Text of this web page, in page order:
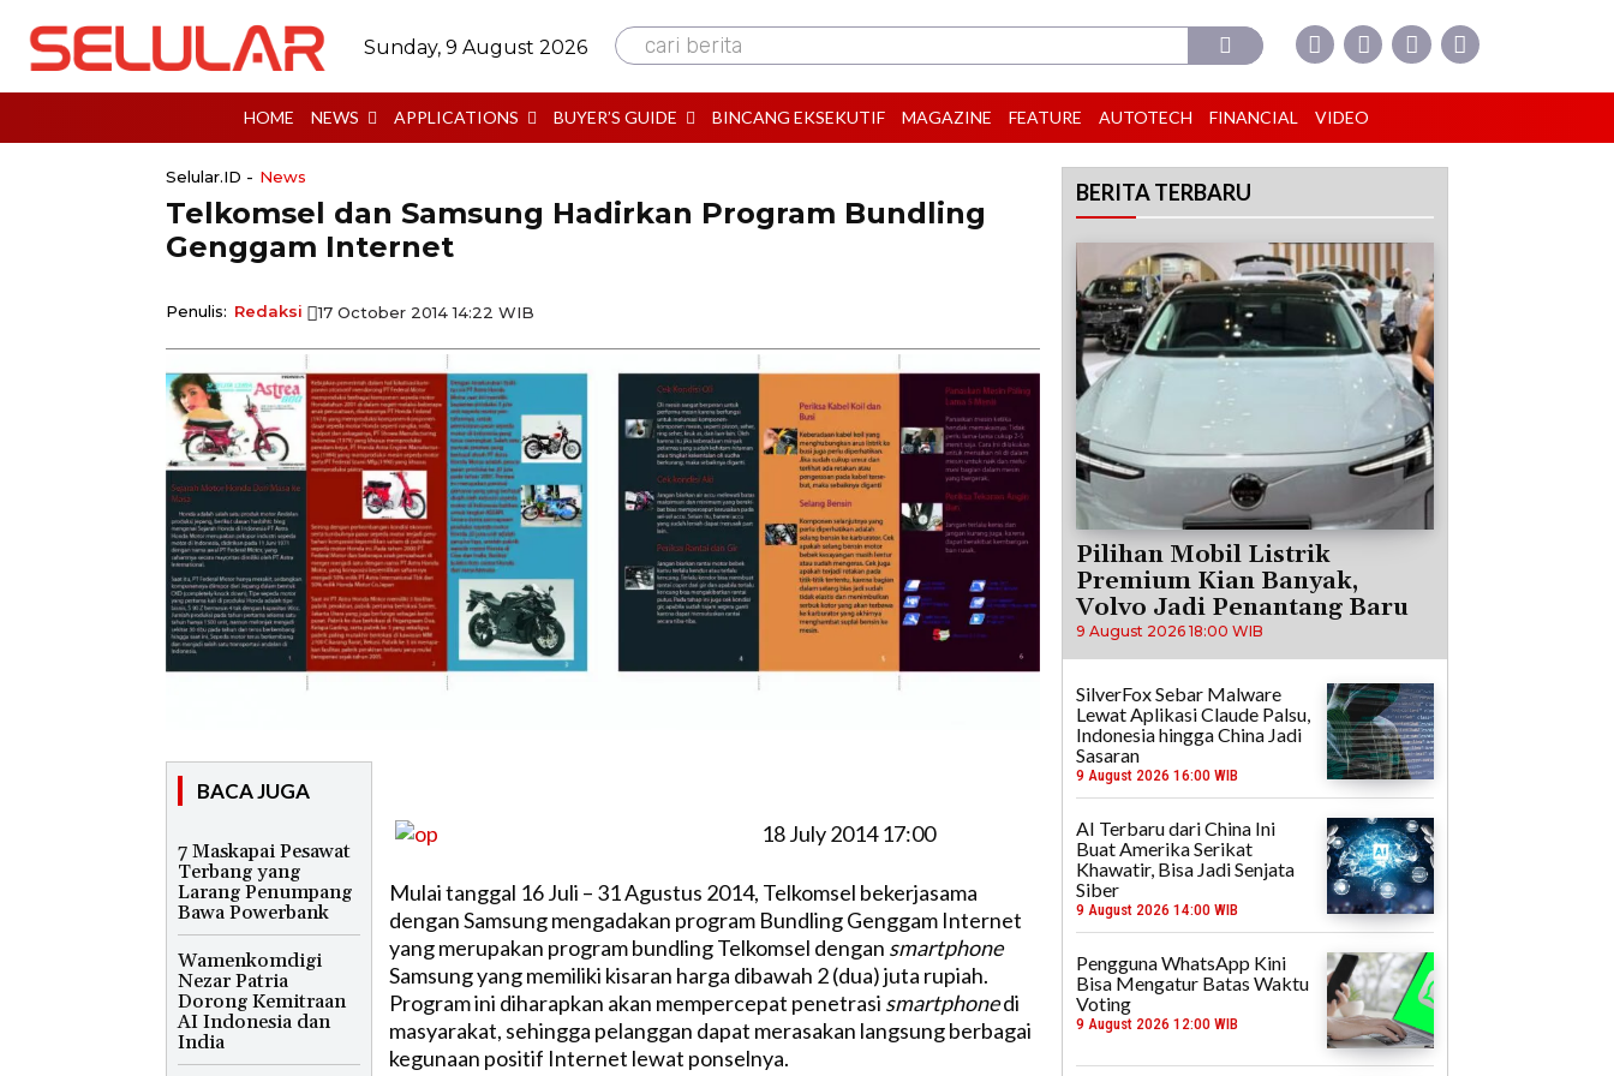
Sunday, 9 August 2026 cari berita
HOME NEWS APPLICATIONS BUYER’S GUIDE BINCANG EKSEKUTIF MAGAZINE FEATURE AUTOTECH FINANCIAL VIDEO
Selular.ID - News
Telkomsel dan Samsung Hadirkan Program Bundling
Genggam Internet
Penulis: Redaksi 17 October 2014 14:22 WIB
BACA JUGA
7 Maskapai Pesawat
Terbang yang
Larang Penumpang
Bawa Powerbank
Wamenkomdigi
Nezar Patria
Dorong Kemitraan
AI Indonesia dan
India
18 July 2014 17:00
Mulai tanggal 16 Juli – 31 Agustus 2014, Telkomsel bekerjasama
dengan Samsung mengadakan program Bundling Genggam Internet
yang merupakan program bundling Telkomsel dengan smartphone
Samsung yang memiliki kisaran harga dibawah 2 (dua) juta rupiah.
Program ini diharapkan akan mempercepat penetrasi smartphonedi
masyarakat, sehingga pelanggan dapat merasakan langsung berbagai
kegunaan positif Internet lewat ponselnya.
BERITA TERBARU
Pilihan Mobil Listrik
Premium Kian Banyak,
Volvo Jadi Penantang Baru
9 August 2026 18:00 WIB
SilverFox Sebar Malware
Lewat Aplikasi Claude Palsu,
Indonesia hingga China Jadi
Sasaran
9 August 2026 16:00 WIB
AI Terbaru dari China Ini
Buat Amerika Serikat
Khawatir, Bisa Jadi Senjata
Siber
9 August 2026 14:00 WIB
Pengguna WhatsApp Kini
Bisa Mengatur Batas Waktu
Voting
9 August 2026 12:00 WIB